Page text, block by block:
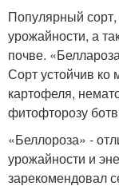
Популярный сорт,
урожайности, а
почве.
Сорт устойчив
картофеля,
фитофторозу
«Беллороза» -
урожайности и
зарекомендовал